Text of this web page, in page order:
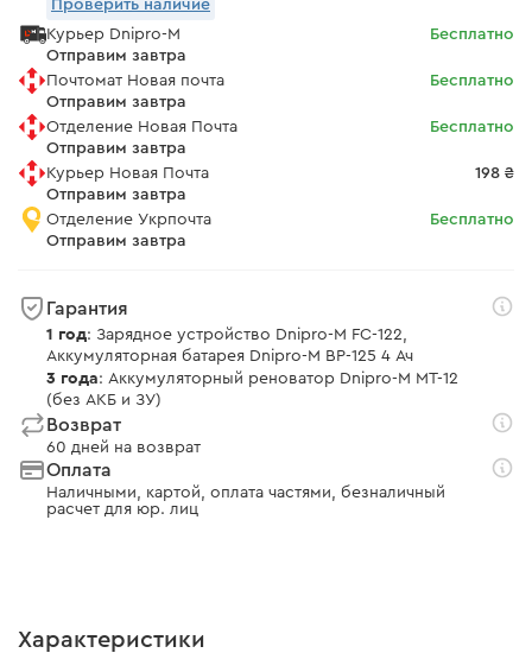
Проверить наличие
Курьер Dnipro-M
Отправим завтра
Бесплатно
Почтомат Новая почта
Отправим завтра
Бесплатно
Отделение Новая Почта
Отправим завтра
Бесплатно
Курьер Новая Почта
Отправим завтра
198 ₴
Отделение Укрпочта
Отправим завтра
Бесплатно
Гарантия
1 год: Зарядное устройство Dnipro-M FC-122,
Аккумуляторная батарея Dnipro-M BP-125 4 Ач
3 года: Аккумуляторный реноватор Dnipro-M MT-12
(без АКБ и ЗУ)
Возврат
60 дней на возврат
Оплата
Наличными, картой, оплата частями, безналичный
расчет для юр. лиц
Характеристики